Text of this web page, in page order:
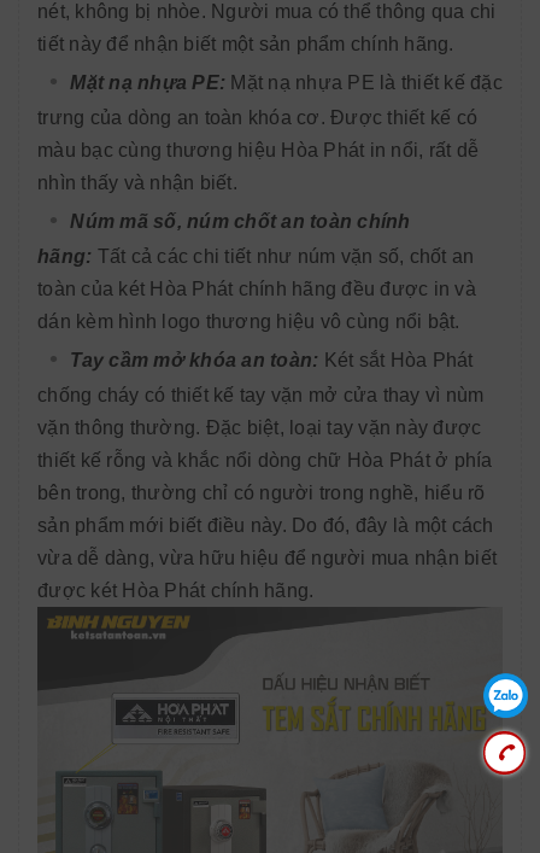
nét, không bị nhòe. Người mua có thể thông qua chi
tiết này để nhận biết một sản phẩm chính hãng.
Mặt nạ nhựa PE: Mặt nạ nhựa PE là thiết kế đặc
trưng của dòng an toàn khóa cơ. Được thiết kế có
màu bạc cùng thương hiệu Hòa Phát in nổi, rất dễ
nhìn thấy và nhận biết.
Núm mã số, núm chốt an toàn chính
hãng: Tất cả các chi tiết như núm vặn số, chốt an
toàn của két Hòa Phát chính hãng đều được in và
dán kèm hình logo thương hiệu vô cùng nổi bật.
Tay cầm mở khóa an toàn: Két sắt Hòa Phát
chống cháy có thiết kế tay vặn mở cửa thay vì nùm
vặn thông thường. Đặc biệt, loại tay vặn này được
thiết kế rỗng và khắc nổi dòng chữ Hòa Phát ở phía
bên trong, thường chỉ có người trong nghề, hiểu rõ
sản phẩm mới biết điều này. Do đó, đây là một cách
vừa dễ dàng, vừa hữu hiệu để người mua nhận biết
được két Hòa Phát chính hãng.